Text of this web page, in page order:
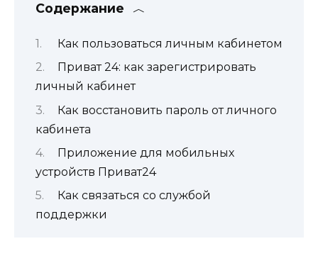
Содержание
Как пользоваться личным кабинетом
Приват 24: как зарегистрировать
личный кабинет
Как восстановить пароль от личного
кабинета
Приложение для мобильных
устройств Приват24
Как связаться со службой
поддержки